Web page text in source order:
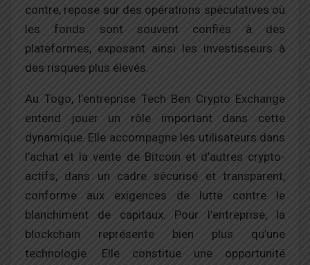
contre, repose sur des opérations spéculatives où
les fonds sont souvent confiés à des
plateformes, exposant ainsi les investisseurs à
des risques plus élevés.
Au Togo, l’entreprise Tech Ben Crypto Exchange
entend jouer un rôle important dans cette
dynamique. Elle accompagne les utilisateurs dans
l’achat et la vente de Bitcoin et d’autres crypto-
actifs, dans un cadre sécurisé et transparent,
conforme aux exigences de lutte contre le
blanchiment de capitaux. Pour l’entreprise, la
blockchain représente bien plus qu’une
technologie. Elle constitue une opportunité